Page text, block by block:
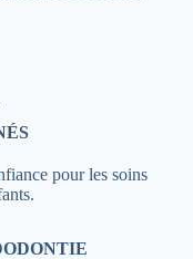
pour les soins